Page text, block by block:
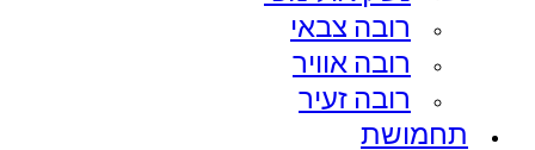
רובה צבאי
רובה אוויר
רובה זעיר
תחמושת